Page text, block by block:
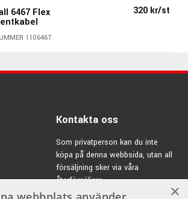
för att undvika störningar
med naturlig frekvensåtergivning
6467 Flex
1106467
320 kr/st
Kontakta oss
Som privatperson kan du inte
köpa på denna webbsida, utan all
försäljning sker via våra
återförsäljare.
×